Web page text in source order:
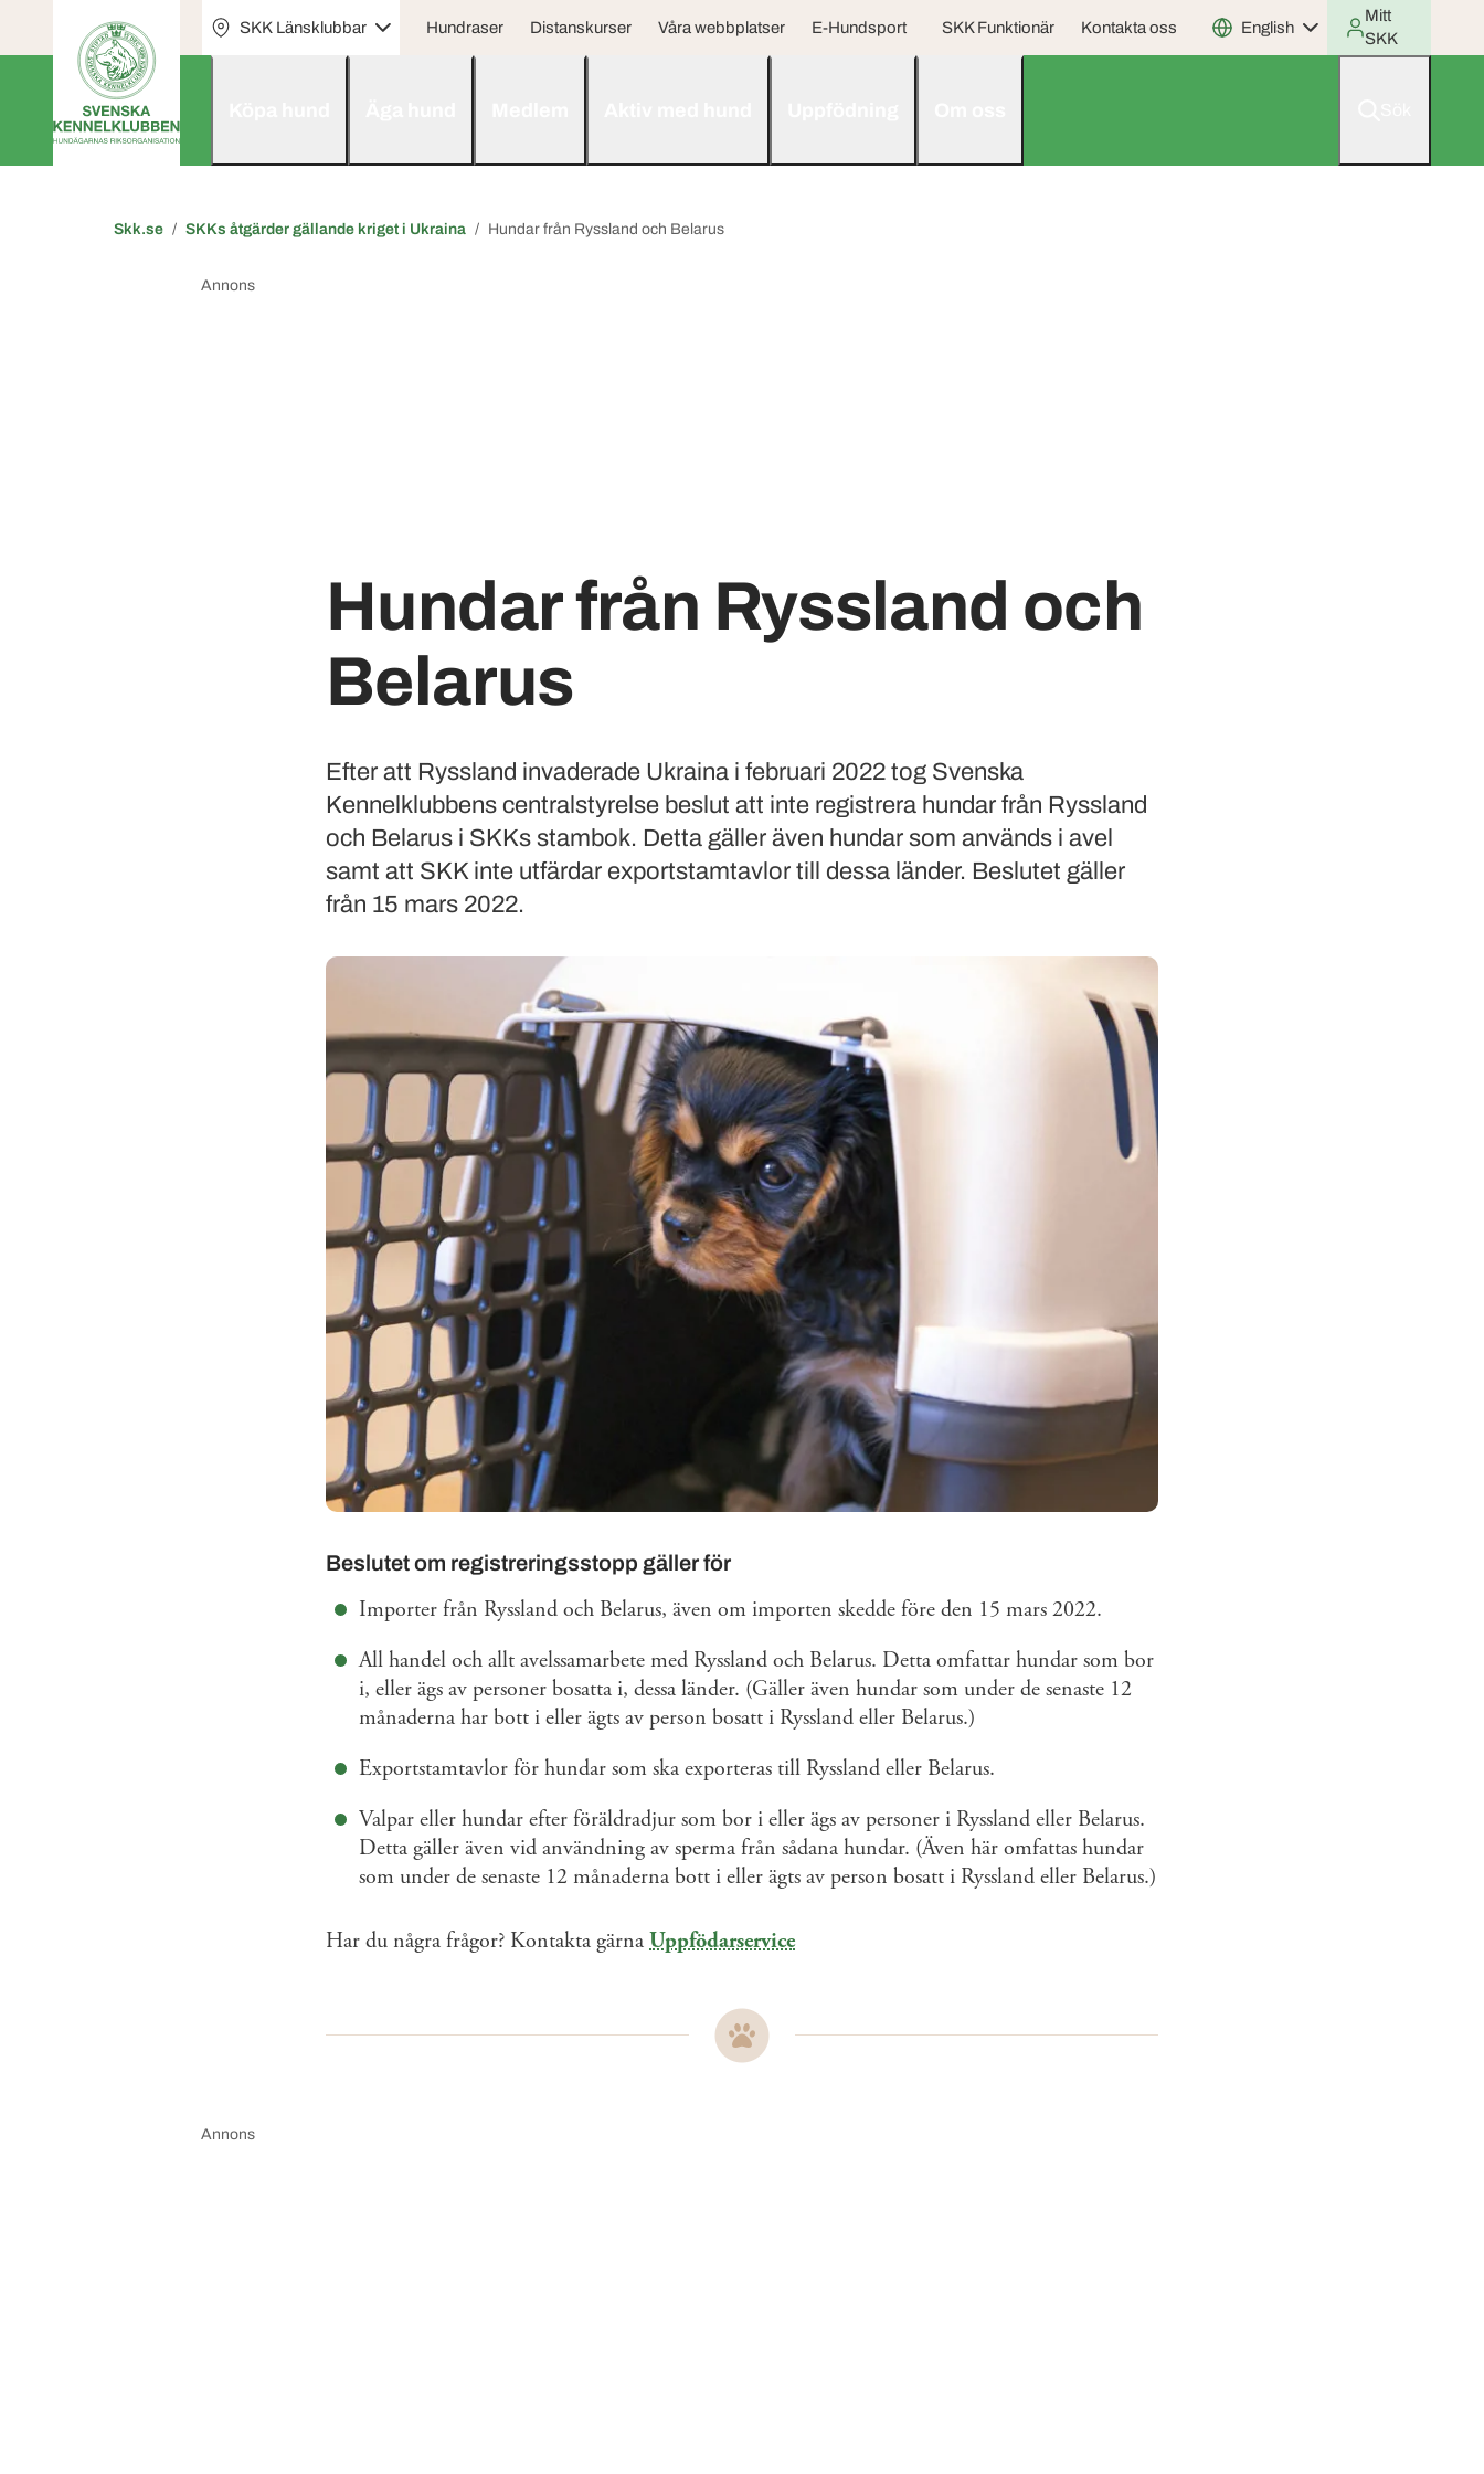
SKK Länsklubbar Hundraser Distanskurser Våra webbplatser E-Hundsport SKK Funktionär Kontakta oss English
Mitt
SKK
Skk.se SKKs åtgärder gällande kriget i Ukraina Hundar från Ryssland och Belarus
Annons
Hundar från Ryssland och
Belarus
Efter att Ryssland invaderade Ukraina i februari 2022 tog Svenska
Kennelklubbens centralstyrelse beslut att inte registrera hundar från Ryssland
och Belarus i SKKs stambok. Detta gäller även hundar som används i avel
samt att SKK inte utfärdar exportstamtavlor till dessa länder. Beslutet gäller
från 15 mars 2022.
Beslutet om registreringsstopp gäller för
Importer från Ryssland och Belarus, även om importen skedde före den 15 mars 2022.
All handel och allt avelssamarbete med Ryssland och Belarus. Detta omfattar hundar som bor
i, eller ägs av personer bosatta i, dessa länder. (Gäller även hundar som under de senaste 12
månaderna har bott i eller ägts av person bosatt i Ryssland eller Belarus.)
Exportstamtavlor för hundar som ska exporteras till Ryssland eller Belarus.
Valpar eller hundar efter föräldradjur som bor i eller ägs av personer i Ryssland eller Belarus.
Detta gäller även vid användning av sperma från sådana hundar. (Även här omfattas hundar
som under de senaste 12 månaderna bott i eller ägts av person bosatt i Ryssland eller Belarus.)
Har du några frågor? Kontakta gärna Uppfödarservice
Annons